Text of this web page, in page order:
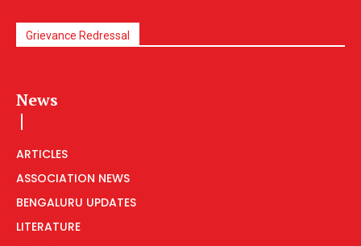
Grievance Redressal
News
ARTICLES
ASSOCIATION NEWS
BENGALURU UPDATES
LITERATURE